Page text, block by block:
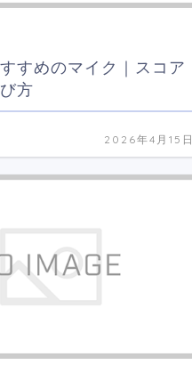
すめのマイク｜スコア
方
2026年4月15日